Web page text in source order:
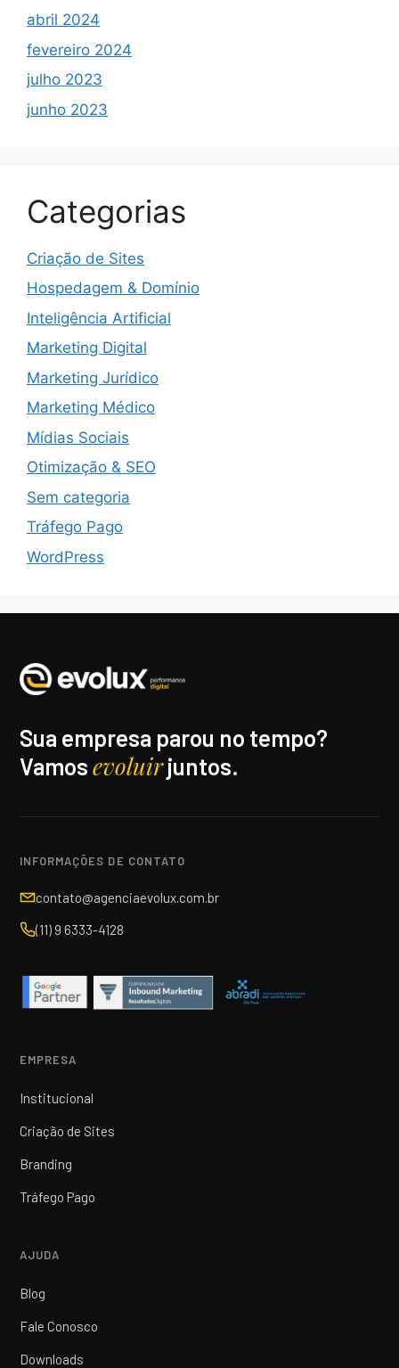
abril 2024
fevereiro 2024
julho 2023
junho 2023
Categorias
Criação de Sites
Hospedagem & Domínio
Inteligência Artificial
Marketing Digital
Marketing Jurídico
Marketing Médico
Mídias Sociais
Otimização & SEO
Sem categoria
Tráfego Pago
WordPress
Sua empresa parou no tempo?
Vamosevoluirjuntos.
INFORMAÇÕES DE CONTATO
contato@agenciaevolux.com.br
(11) 9 6333-4128
EMPRESA
Institucional
Criação de Sites
Branding
Tráfego Pago
AJUDA
Blog
Fale Conosco
Downloads